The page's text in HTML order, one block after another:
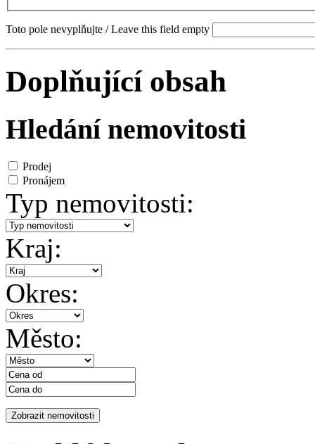
Toto pole nevyplňujte / Leave this field empty
Doplňující obsah
Hledání nemovitosti
Prodej
Pronájem
Typ nemovitosti:
Kraj:
Okres:
Město: